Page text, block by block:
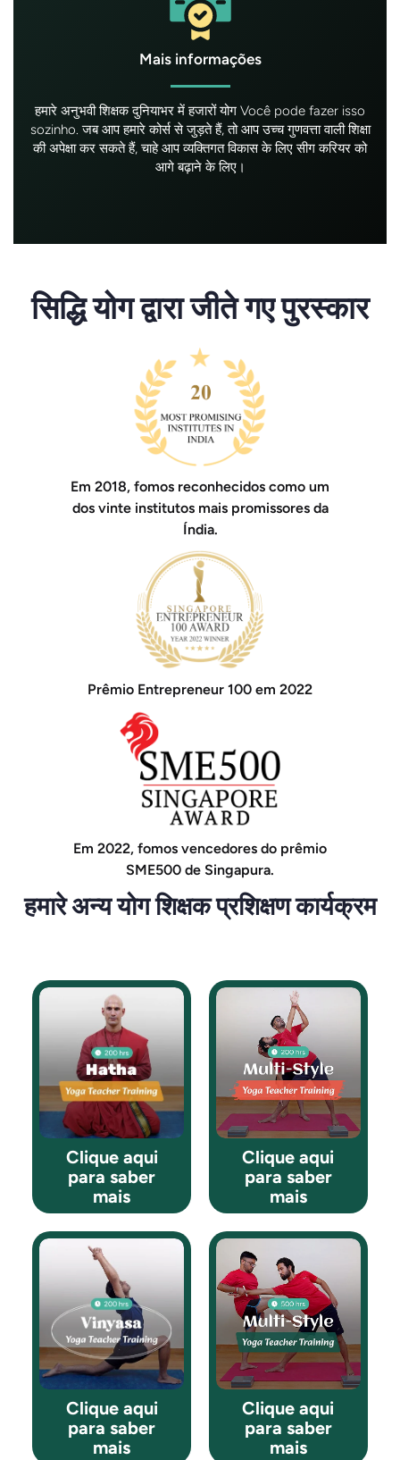
Mais informações
हमारे अनुभवी शिक्षक दुनियाभर में हजारों योग Você pode fazer isso
sozinho. जब आप हमारे कोर्स से जुड़ते हैं, तो आप उच्च गुणवत्ता वाली शिक्षा
की अपेक्षा कर सकते हैं, चाहे आप व्यक्तिगत विकास के लिए सीग करियर को
आगे बढ़ाने के लिए।
सिद्धि योग द्वारा जीते गए पुरस्कार
Em 2018, fomos reconhecidos como um
dos vinte institutos mais promissores da
Índia.
Prêmio Entrepreneur 100 em 2022
Em 2022, fomos vencedores do prêmio
SME500 de Singapura.
हमारे अन्य योग शिक्षक प्रशिक्षण कार्यक्रम
Clique aqui
para saber
mais
Clique aqui
para saber
mais
Clique aqui
para saber
mais
Clique aqui
para saber
mais